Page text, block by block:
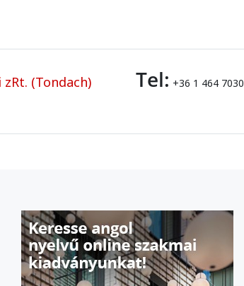
(Tondach) Tel: +36 1 464 7030